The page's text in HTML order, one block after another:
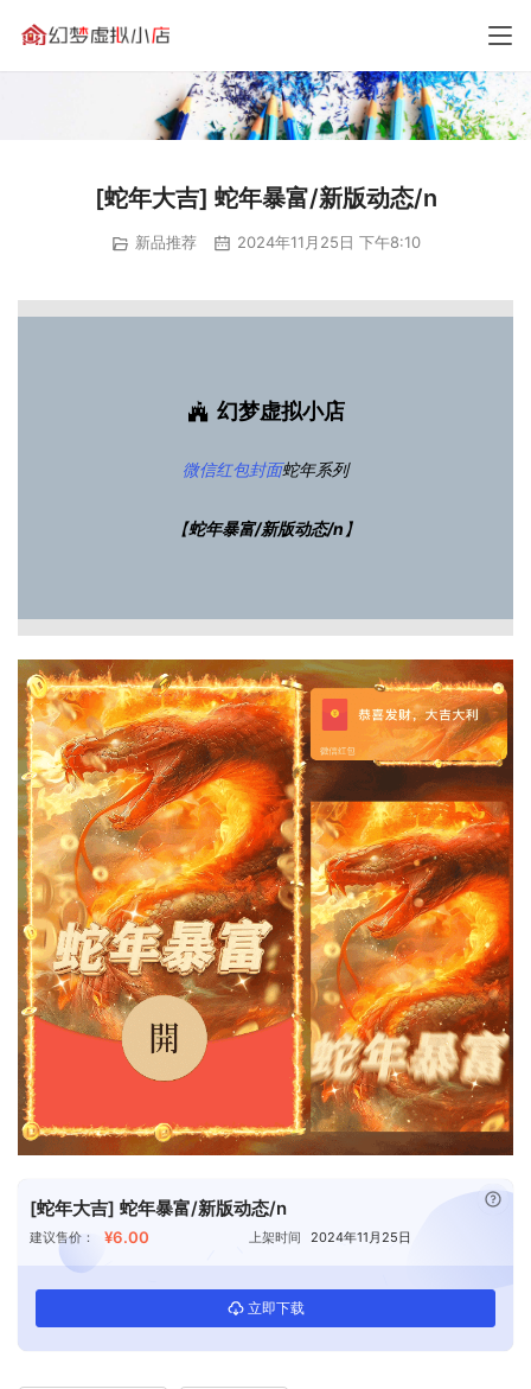
[蛇年大吉] 蛇年暴富/新版动态/n
新品推荐 2024年11月25日 下午8:10
幻梦虚拟小店
微信红包封面蛇年系列
【蛇年暴富/新版动态/n 】
[蛇年大吉] 蛇年暴富/新版动态/n
建议售价： ¥6.00 上架时间 2024年11月25日
立即下载
已